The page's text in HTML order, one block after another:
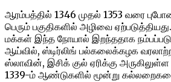
ஆரம்பத்தில் 1346 முதல் 1353 வரை
பெரும் பகுதிகளில் அழிவை
மக்கள் இந்த நோயால் இறந்ததாக
ஆய்வில், ஸ்டிர்லிங் பல்கலைக்கழக
ஸ்லாவின், இசிக் குல் ஏரிக்கு
1339-ம் ஆண்டுகளில் மூன்று